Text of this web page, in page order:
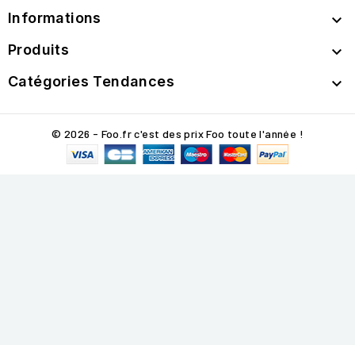
Informations 
Produits 
Catégories Tendances 
© 2026 - Foo.fr c'est des prix Foo toute l'année !